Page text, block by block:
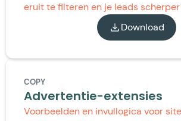
eruit te filteren en je leads
Download
COPY
Advertentie-extensies
Voorbeelden en invullogica voor